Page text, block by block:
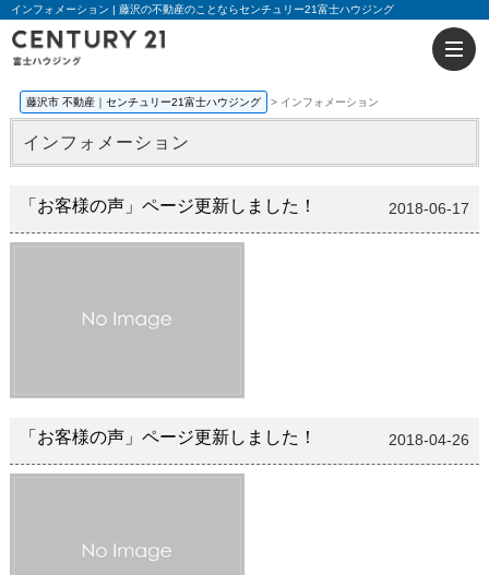
インフォメーション | 藤沢の不動産のことならセンチュリー21富士ハウジング
藤沢市 不動産｜センチュリー21富士ハウジング インフォメーション
インフォメーション
「お客様の声」ページ更新しました！ 2018-06-17
「お客様の声」ページ更新しました！ 2018-04-26